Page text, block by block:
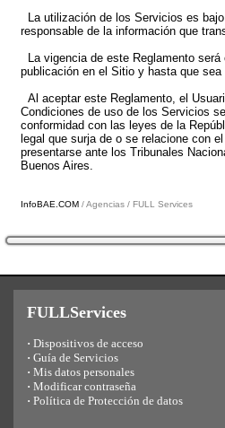
La utilización de los Servicios es
responsable de la información que
La vigencia de este Reglamento
publicación en el Sitio y hasta que
Al aceptar este Reglamento, el
Condiciones de uso de los Servicios
conformidad con las leyes de la
legal que surja de o se relacione con
presentarse ante los Tribunales
Buenos Aires.
InfoBAE.COM / Agencias / FULL Services
FULLServices
· Dispositivos de acceso
· Guía de Servicios
· Mis datos personales
· Modificar contraseña
· Política de Protección de datos